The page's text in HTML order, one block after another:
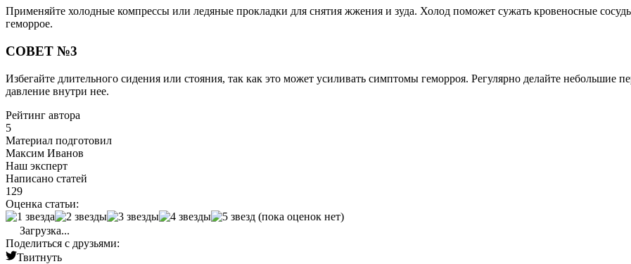
Применяйте холодные компрессы или ледяные прокладки для снятия жжения и зуда. Холод поможет сужать кровеносные
геморрое.
СОВЕТ №3
Избегайте длительного сидения или стояния, так как это может усиливать симптомы геморроя. Регулярно делайте
давление внутри нее.
Рейтинг автора
5
Материал подготовил
Максим Иванов
Наш эксперт
Написано статей
129
Оценка статьи:
(пока оценок нет)
Загрузка...
Поделиться с друзьями:
Твитнуть